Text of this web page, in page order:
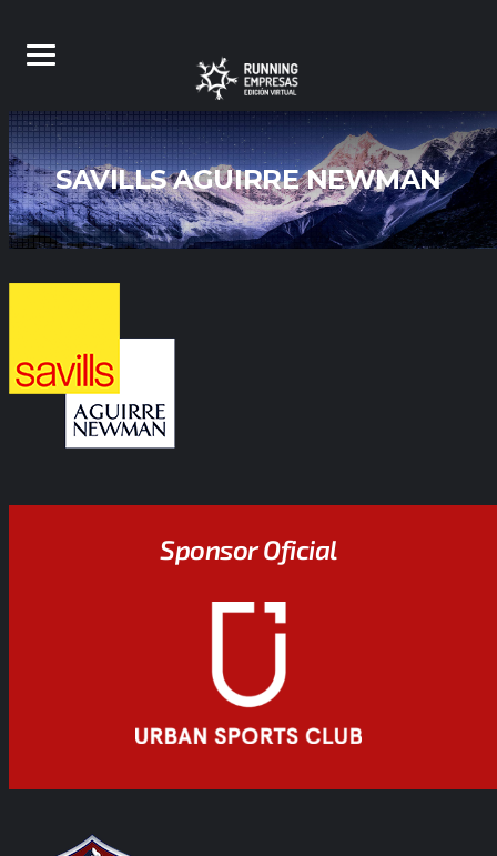
SAVILLS AGUIRRE NEWMAN
Sponsor Oficial